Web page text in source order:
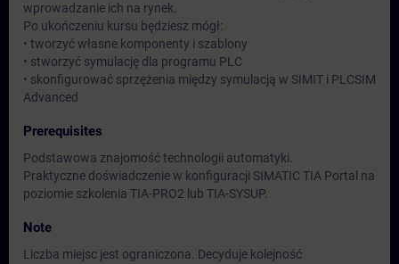
wprowadzanie ich na rynek.
Po ukończeniu kursu będziesz mógł:
• tworzyć własne komponenty i szablony
• stworzyć symulację dla programu PLC
• skonfigurować sprzężenia między symulacją w SIMIT i PLCSIM
Advanced
Prerequisites
Podstawowa znajomość technologii automatyki.
Praktyczne doświadczenie w konfiguracji SIMATIC TIA Portal na
poziomie szkolenia TIA-PRO2 lub TIA-SYSUP.
Note
Liczba miejsc jest ograniczona. Decyduje kolejność